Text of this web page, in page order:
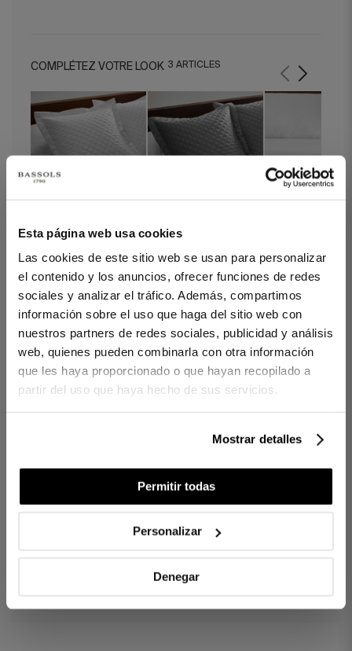
Esta página web usa cookies
Las cookies de este sitio web se usan para personalizar
el contenido y los anuncios, ofrecer funciones de redes
sociales y analizar el tráfico. Además, compartimos
información sobre el uso que haga del sitio web con
nuestros partners de redes sociales, publicidad y análisis
web, quienes pueden combinarla con otra información
que les haya proporcionado o que hayan recopilado a
partir del uso que haya hecho de sus servicios.
Mostrar detalles
Permitir todas
Personalizar
Denegar
COMPLÉTEZ VOTRE LOOK 3 ARTICLES
Taies d' Oreiller Royal
Taies d' Oreiller Royal
Couvre-lit Bouti Royal Blanc
Couvre-lit boutis en coton égyptien avec de la texture.
DIFFÉRENCES ENTRE LES TISSUS